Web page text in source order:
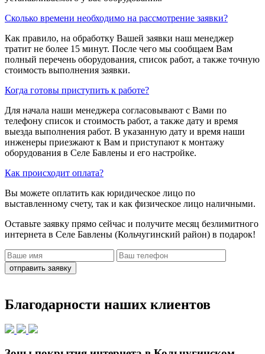
Сколько времени необходимо на рассмотрение заявки?
Как правило, на обработку Вашей заявки наш менеджер
тратит не более 15 минут. После чего мы сообщаем Вам
полный перечень оборудования, список работ, а также точную
стоимость выполнения заявки.
Когда готовы приступить к работе?
Для начала наши менеджера согласовывают с Вами по
телефону список и стоимость работ, а также дату и время
выезда выполнения работ. В указанную дату и время наши
инженеры приезжают к Вам и приступают к монтажу
оборудования в Селе Бавлены и его настройке.
Как происходит оплата?
Вы можете оплатить как юридическое лицо по
выставленному счету, так и как физическое лицо наличными.
Оставьте заявку прямо сейчас и получите месяц безлимитного
интернета в Селе Бавлены (Кольчугинский район) в подарок!
отправить заявку
Благодарности наших клиентов